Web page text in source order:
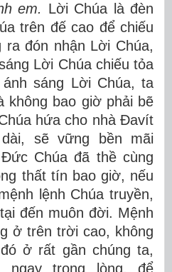
em. Lời Chúa là đèn
trên đế cao để chiếu
đón nhận Lời Chúa,
Lời Chúa chiếu tỏa
sáng Lời Chúa, ta
không bao giờ phải bẽ
hứa cho nhà Đavít
sẽ vững bền mãi
Chúa đã thề cùng
thất tín bao giờ, nếu
lệnh Chúa truyền,
đến muôn đời. Mệnh
ở trên trời cao, không
ở rất gần chúng ta,
ngay trong lòng, để